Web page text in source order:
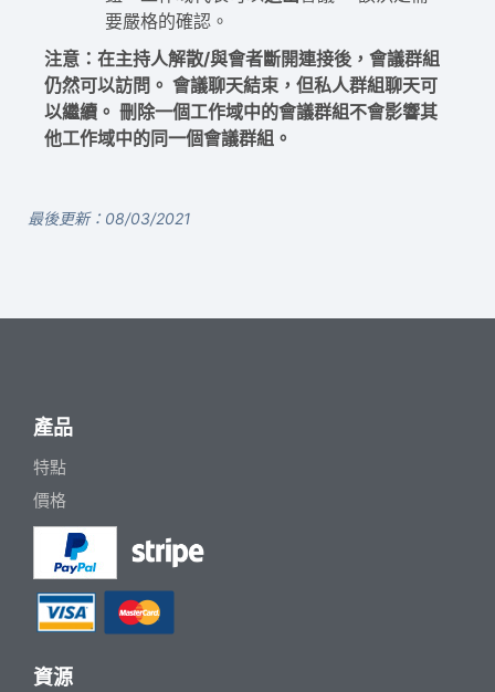
要嚴格的確認。
注意：在主持人解散/與會者斷開連接後，會議群組
仍然可以訪問。 會議聊天結束，但私人群組聊天可
以繼續。 刪除一個工作域中的會議群組不會影響其
他工作域中的同一個會議群組。
最後更新：08/03/2021
產品
特點
價格
資源